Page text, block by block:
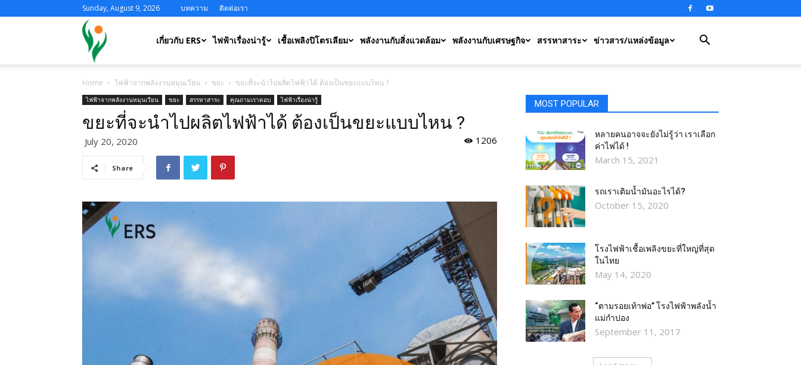
Sunday, August 9, 2026 บทความ ติดต่อเรา
ERS เกี่ยวกับ ERS ไฟฟ้าเรื่องน่ารู้ เชื้อเพลิงปิโตรเลียม พลังงานกับสิ่งแวดล้อม พลังงานกับเศรษฐกิจ สรรหาสาระ ข่าวสาร/แหล่งข้อมูล
Home ไฟฟ้าจากพลังงานหมุนเวียน ขยะ ขยะที่จะนำไปผลิตไฟฟ้าได้ ต้องเป็นขยะแบบไหน ?
ไฟฟ้าจากพลังงานหมุนเวียน ขยะ สรรหาสาระ คุณถามเราตอบ ไฟฟ้าเรื่องน่ารู้
ขยะที่จะนำไปผลิตไฟฟ้าได้ ต้องเป็นขยะแบบไหน ?
July 20, 2020 1206
Share
MOST POPULAR
หลายคนอาจจะยังไม่รู้ว่า เราเลือก
ค่าไฟได้ !
March 15, 2021
รถเราเติมน้ำมันอะไรได้?​
October 15, 2020
โรงไฟฟ้าเชื้อเพลิงขยะที่ใหญ่ที่สุด
ในไทย
May 14, 2020
“ตามรอยเท้าพ่อ” โรงไฟฟ้าพลังน้ำ
แม่กำปอง
September 11, 2017